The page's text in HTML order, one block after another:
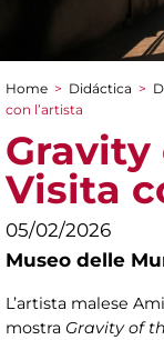
You are here
Home > Didáctica >
con l’artista
Gravity
Visita
05/02/2026
Museo delle
L’artista malese
mostra Gravity of